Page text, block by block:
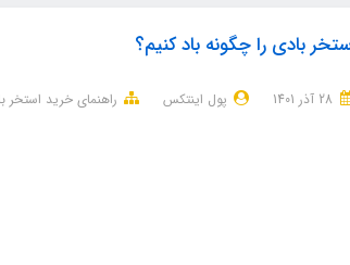
بادی را چگونه باد کنیم؟
پول اینتکس راهنمای خرید استخر